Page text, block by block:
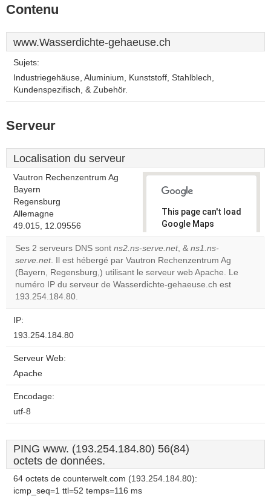
Contenu
www.Wasserdichte-gehaeuse.ch
Sujets:
Industriegehäuse, Aluminium, Kunststoff, Stahlblech,
Kundenspezifisch, & Zubehör.
Serveur
Localisation du serveur
Vautron Rechenzentrum Ag
Bayern
Regensburg
Allemagne
49.015, 12.09556
This page can't load
Google Maps
correctly.
Do you
own this
website?
OK
Ses 2 serveurs DNS sont ns2.ns-serve.net, & ns1.ns-
serve.net. Il est hébergé par Vautron Rechenzentrum Ag
(Bayern, Regensburg,) utilisant le serveur web Apache. Le
numéro IP du serveur de Wasserdichte-gehaeuse.ch est
193.254.184.80.
IP:
193.254.184.80
Serveur Web:
Apache
Encodage:
utf-8
PING www. (193.254.184.80) 56(84)
octets de données.
64 octets de counterwelt.com (193.254.184.80):
icmp_seq=1 ttl=52 temps=116 ms